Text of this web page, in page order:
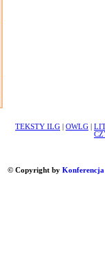
TEKSTY ILG OWLG
© Copyright by Konferencja